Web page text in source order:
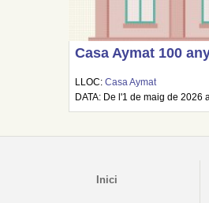
Casa Aymat 100
LLOC:Casa Aymat
DATA: De l'1 de maig de 2026
Inici